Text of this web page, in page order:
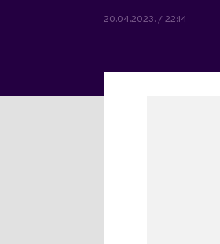
20.04.2023. / 22:14